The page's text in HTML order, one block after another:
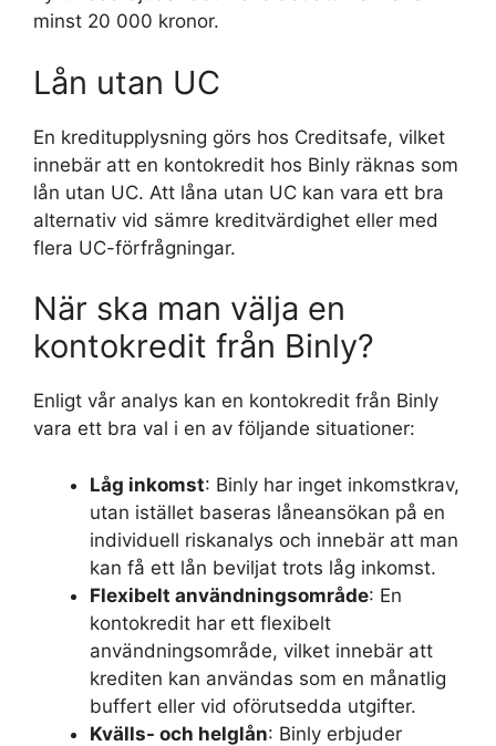
minst 20 000 kronor.
Lån utan UC
En kreditupplysning görs hos Creditsafe, vilket
innebär att en kontokredit hos Binly räknas som
lån utan UC. Att låna utan UC kan vara ett bra
alternativ vid sämre kreditvärdighet eller med
flera UC-förfrågningar.
När ska man välja en
kontokredit från Binly?
Enligt vår analys kan en kontokredit från Binly
vara ett bra val i en av följande situationer:
Låg inkomst: Binly har inget inkomstkrav,
utan istället baseras låneansökan på en
individuell riskanalys och innebär att man
kan få ett lån beviljat trots låg inkomst.
Flexibelt användningsområde: En
kontokredit har ett flexibelt
användningsområde, vilket innebär att
krediten kan användas som en månatlig
buffert eller vid oförutsedda utgifter.
Kvälls- och helglån: Binly erbjuder